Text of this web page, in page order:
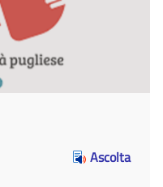
Ascolta